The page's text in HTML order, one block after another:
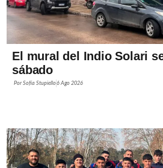
El mural del Indio Solari
sábado
PorSofía Stupiello6 Ago 2026